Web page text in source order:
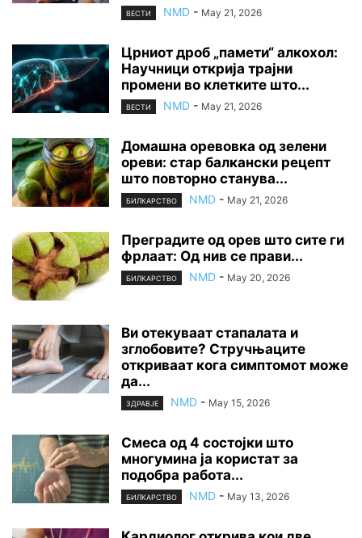
ВЕСТИ NMD - May 21, 2026
Црниот дроб „памети“ алкохол:
Научници открија трајни
промени во клетките што...
ВЕСТИ NMD - May 21, 2026
Домашна оревовка од зелени
ореви: стар балкански рецепт
што повторно станува...
БИЛКАРСТВО NMD - May 21, 2026
Преградите од орев што сите ги
фрлаат: Од нив се прави...
БИЛКАРСТВО NMD - May 20, 2026
Ви отекуваат стапалата и
зглобовите? Стручњаците
откриваат кога симптомот може
да...
ЗДРАВЈЕ NMD - May 15, 2026
Смеса од 4 состојки што
многумина ја користат за
подобра работа...
БИЛКАРСТВО NMD - May 13, 2026